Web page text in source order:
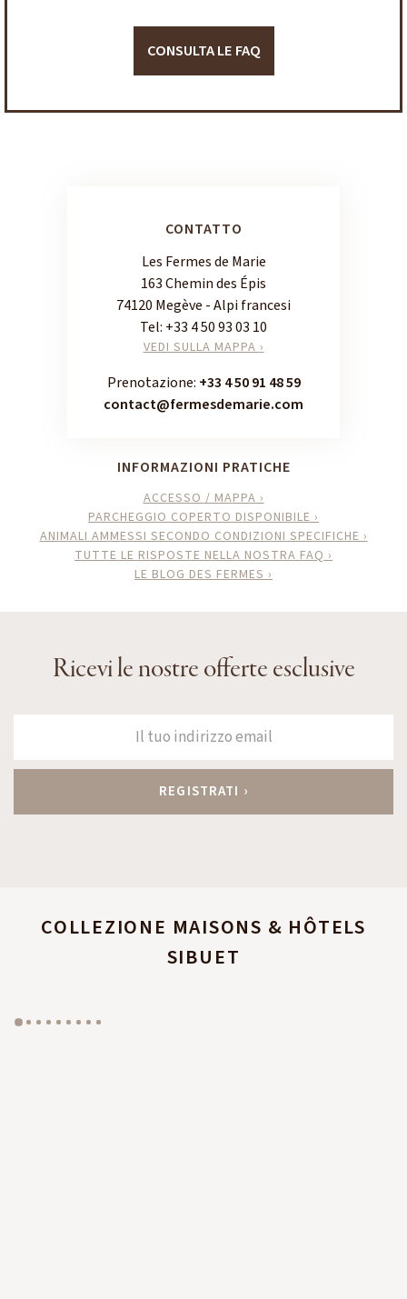
CONSULTA LE FAQ
Ricevi le nostre offerte esclusive
CONTATTO
Les Fermes de Marie
163 Chemin des Épis
74120 Megève - Alpi francesi
Tel: +33 4 50 93 03 10
VEDI SULLA MAPPA ›
Prenotazione: +33 4 50 91 48 59
contact@fermesdemarie.com
INFORMAZIONI PRATICHE
ACCESSO / MAPPA ›
PARCHEGGIO COPERTO DISPONIBILE ›
ANIMALI AMMESSI SECONDO CONDIZIONI SPECIFICHE ›
TUTTE LE RISPOSTE NELLA NOSTRA FAQ ›
LE BLOG DES FERMES ›
COLLEZIONE MAISONS & HÔTELS
SIBUET